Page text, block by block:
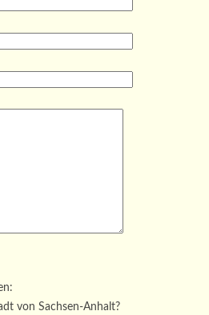
von Sachsen-Anhalt?